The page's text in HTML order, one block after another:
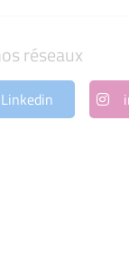
réseaux
Linkedin